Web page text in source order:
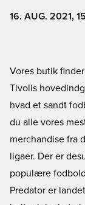
16. AUG. 2021,
Vores butik
Tivolis
hvad et sandt
du alle vores
merchandise fra
ligaer. Der er
populære
Predator er